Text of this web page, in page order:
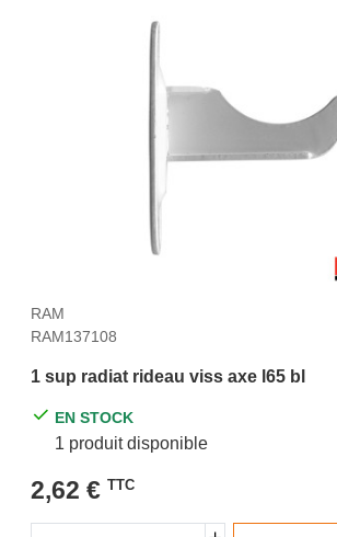
RAM
RAM137108
1 sup radiat rideau viss axe l65 bl
EN STOCK
1 produit disponible
2,62 € TTC